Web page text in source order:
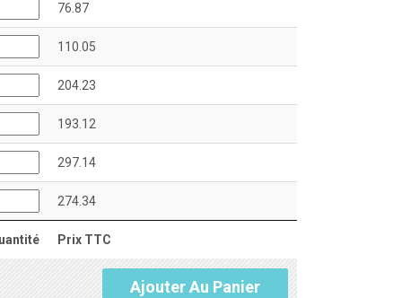
Prix TTC
76.87
110.05
204.23
193.12
297.14
274.34
Ajouter Au Panier